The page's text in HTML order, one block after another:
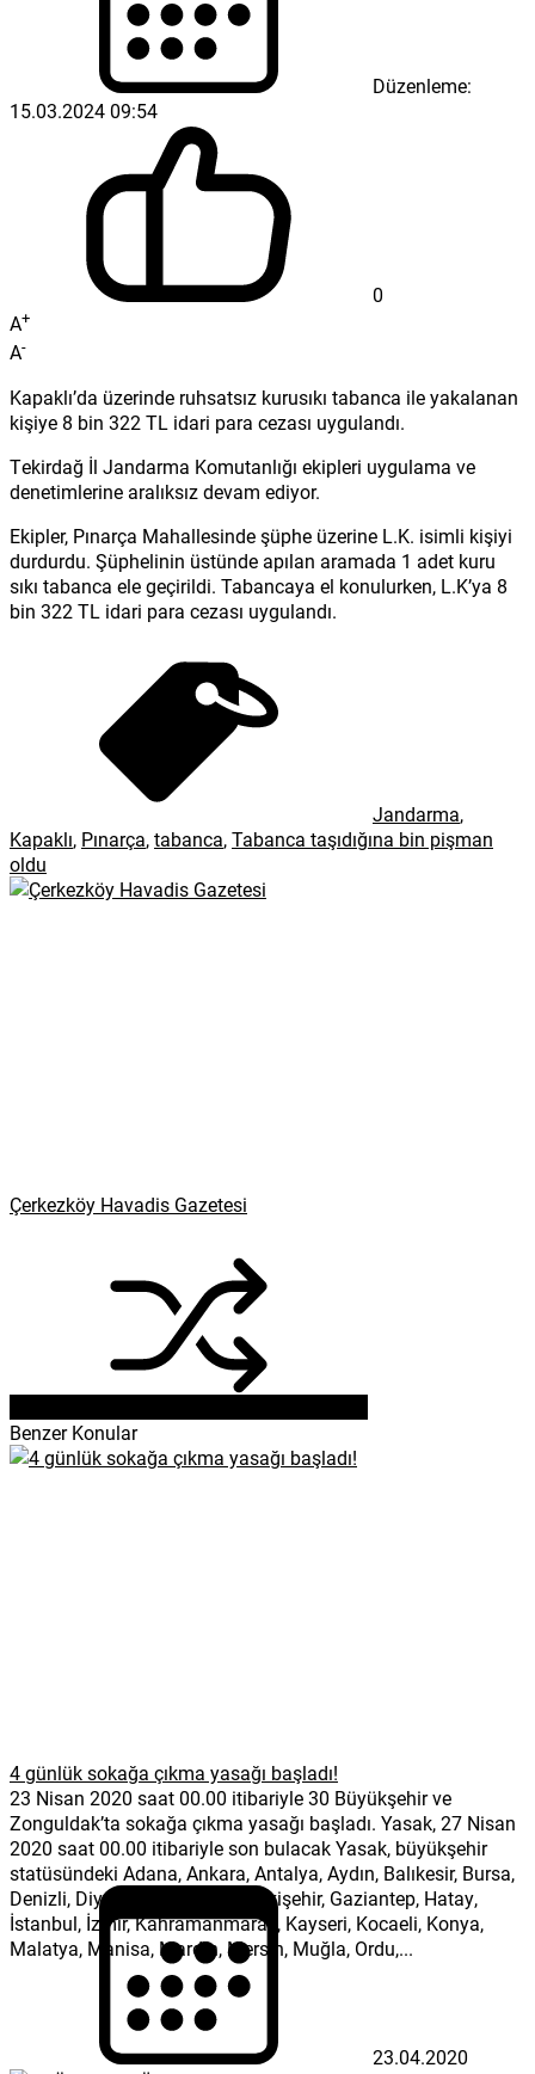
Düzenleme:
15.03.2024 09:54
0
A+
A-
Kapaklı’da üzerinde ruhsatsız kurusıkı tabanca ile yakalanan
kişiye 8 bin 322 TL idari para cezası uygulandı.
Tekirdağ İl Jandarma Komutanlığı ekipleri uygulama ve
denetimlerine aralıksız devam ediyor.
Ekipler, Pınarça Mahallesinde şüphe üzerine L.K. isimli kişiyi
durdurdu. Şüphelinin üstünde apılan aramada 1 adet kuru
sıkı tabanca ele geçirildi. Tabancaya el konulurken, L.K’ya 8
bin 322 TL idari para cezası uygulandı.
Jandarma,
Kapaklı, Pınarça,tabanca,Tabanca taşıdığına bin pişman
oldu
Çerkezköy Havadis Gazetesi
Benzer Konular
4 günlük sokağa çıkma yasağı başladı!
23 Nisan 2020 saat 00.00 itibariyle 30 Büyükşehir ve
Zonguldak’ta sokağa çıkma yasağı başladı. Yasak, 27 Nisan
2020 saat 00.00 itibariyle son bulacak Yasak, büyükşehir
statüsündeki Adana, Ankara, Antalya, Aydın, Balıkesir, Bursa,
Denizli, Diyarbakır, Erzurum, Eskişehir, Gaziantep, Hatay,
İstanbul, İzmir, Kahramanmaraş, Kayseri, Kocaeli, Konya,
Malatya, Manisa, Mardin, Mersin, Muğla, Ordu,...
23.04.2020